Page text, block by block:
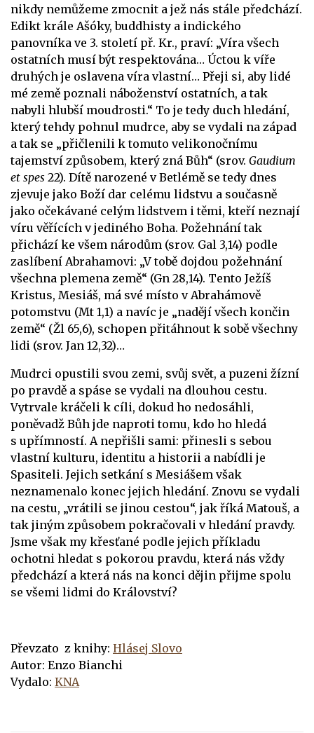
nikdy nemůžeme zmocnit a jež nás stále předchází.
Edikt krále Ašóky, buddhisty a indického
panovníka ve 3. století př. Kr., praví: „Víra všech
ostatních musí být respektována… Úctou k víře
druhých je oslavena víra vlastní… Přeji si, aby lidé
mé země poznali náboženství ostatních, a tak
nabyli hlubší moudrosti.“ To je tedy duch hledání,
který tehdy pohnul mudrce, aby se vydali na západ
a tak se „přičlenili k tomuto velikonočnímu
tajemství způsobem, který zná Bůh“ (srov. Gaudium
et spes 22). Dítě narozené v Betlémě se tedy dnes
zjevuje jako Boží dar celému lidstvu a současně
jako očekávané celým lidstvem i těmi, kteří neznají
víru věřících v jediného Boha. Požehnání tak
přichází ke všem národům (srov. Gal 3,14) podle
zaslíbení Abrahamovi: „V tobě dojdou požehnání
všechna plemena země“ (Gn 28,14). Tento Ježíš
Kristus, Mesiáš, má své místo v Abrahámově
potomstvu (Mt 1,1) a navíc je „nadějí všech končin
země“ (Žl 65,6), schopen přitáhnout k sobě všechny
lidi (srov. Jan 12,32)…
Mudrci opustili svou zemi, svůj svět, a puzeni žízní
po pravdě a spáse se vydali na dlouhou cestu.
Vytrvale kráčeli k cíli, dokud ho nedosáhli,
poněvadž Bůh jde naproti tomu, kdo ho hledá
s upřímností. A nepřišli sami: přinesli s sebou
vlastní kulturu, identitu a historii a nabídli je
Spasiteli. Jejich setkání s Mesiášem však
neznamenalo konec jejich hledání. Znovu se vydali
na cestu, „vrátili se jinou cestou“, jak říká Matouš, a
tak jiným způsobem pokračovali v hledání pravdy.
Jsme však my křesťané podle jejich příkladu
ochotni hledat s pokorou pravdu, která nás vždy
předchází a která nás na konci dějin přijme spolu
se všemi lidmi do Království?
Převzato z knihy: Hlásej Slovo
Autor: Enzo Bianchi
Vydalo: KNA